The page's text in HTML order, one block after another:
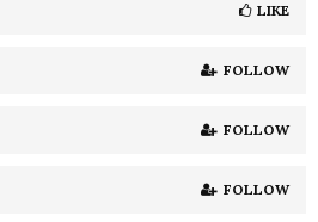
H
LIKE
FOLLOW
FOLLOW
FOLLOW